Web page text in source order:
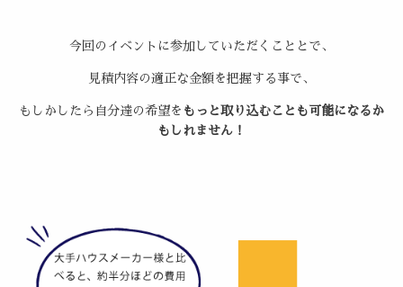
今回のイベントに参加していただくこととで、
見積内容の適正な金額を把握する事で、
もしかしたら自分達の希望を もっと取り込むことも可能になるか
もしれません！